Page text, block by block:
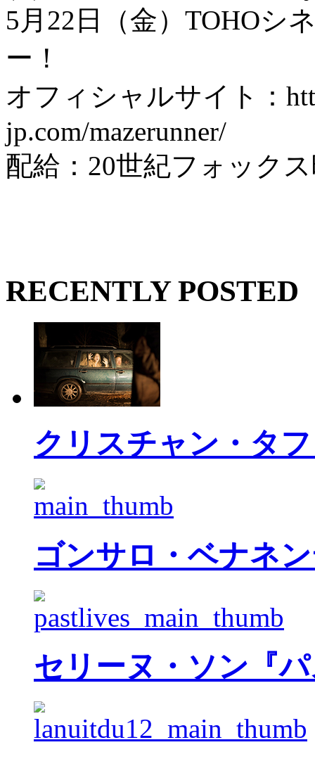
5月22日（金）TOHOシ
ー！
オフィシャルサイト：
jp.com/mazerunner/
配給：20世紀フォック
RECENTLY POSTED
クリスチャン・タ
ゴンサロ・ベナネ
セリーヌ・ソン『